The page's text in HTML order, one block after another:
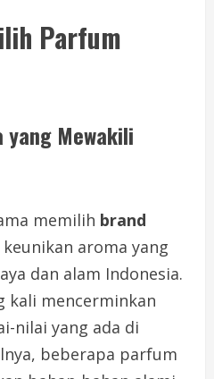
Parfum
yang Mewakili
memilih brand
keunikan aroma yang
dan alam Indonesia.
kali mencerminkan
nilai yang ada di
beberapa parfum